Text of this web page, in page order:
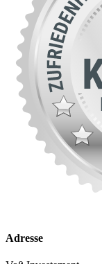
Adresse